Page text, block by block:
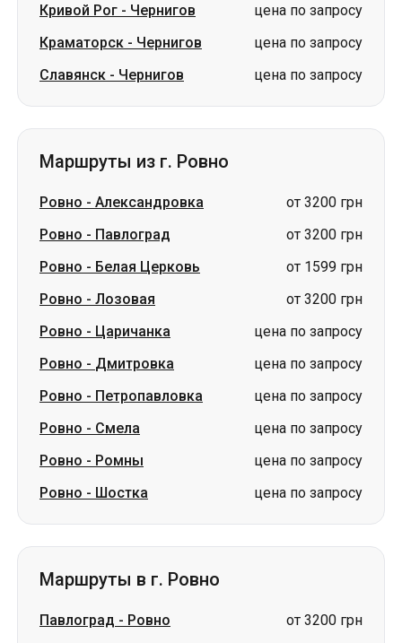
Кривой Рог - Чернигов
цена по запросу
Краматорск - Чернигов
цена по запросу
Славянск - Чернигов цена по запросу
Маршруты из г. Ровно
Ровно - Александровка
от 3200 грн
Ровно - Павлоград
от 3200 грн
Ровно - Белая Церковь
от 1599 грн
Ровно - Лозовая
от 3200 грн
Ровно - Царичанка
цена по запросу
Ровно - Дмитровка
цена по запросу
Ровно - Петропавловка
цена по запросу
Ровно - Смела
цена по запросу
Ровно - Ромны
цена по запросу
Ровно - Шостка цена по запросу
Маршруты в г. Ровно
Павлоград - Ровно
от 3200 грн